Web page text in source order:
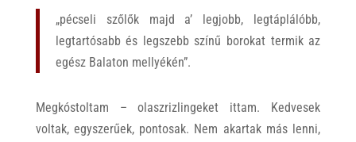
„pécseli szőlők majd a’ legjobb, legtáplálóbb,
legtartósabb és legszebb színű borokat termik az
egész Balaton mellyékén”.
Megkóstoltam – olaszrizlingeket ittam. Kedvesek
voltak, egyszerűek, pontosak. Nem akartak más lenni,